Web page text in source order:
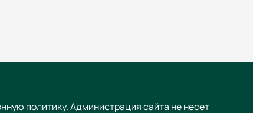
политику. Администрация сайта не несет